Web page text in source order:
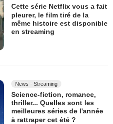
Cette série Netflix vous a fait
pleurer, le film tiré de la
même histoire est disponible
en streaming
News - Streaming
Science-fiction, romance,
thriller... Quelles sont les
meilleures séries de l'année
à rattraper cet été ?